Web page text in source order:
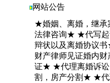
网站公告
★婚姻、离婚，继承
法律咨询★ ★代写起
辩状以及离婚协议
财产律师见证婚内财
证★ ★代理离婚诉讼
割，房产分割★ ★代